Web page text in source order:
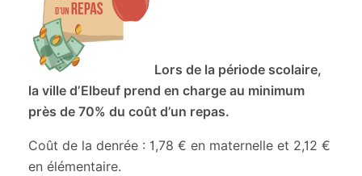
Lors de la période scolaire,
la ville d’Elbeuf prend en charge au minimum
près de 70% du coût d’un repas.
Coût de la denrée : 1,78 € en maternelle et 2,12 €
en élémentaire.